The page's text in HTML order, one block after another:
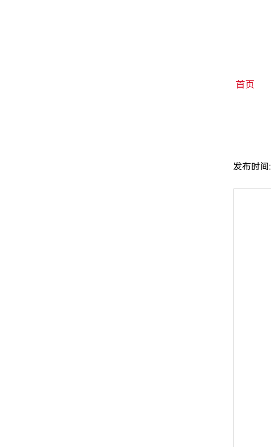
首页
发布时间: